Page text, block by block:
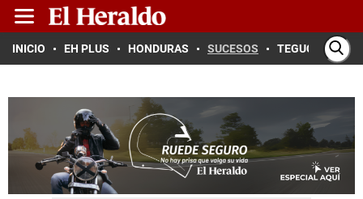
INICIO EH PLUS HONDURAS SUCESOS TEGUCIGALPA